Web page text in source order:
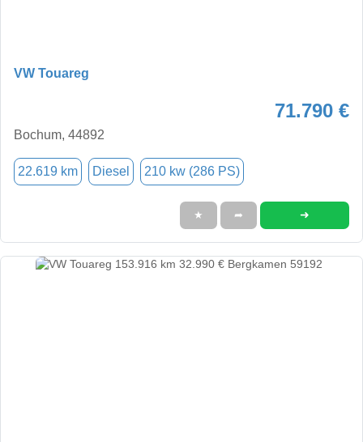
VW Touareg
71.790 €
Bochum, 44892
22.619 km Diesel 210 kw (286 PS)
★ ➦ ➜